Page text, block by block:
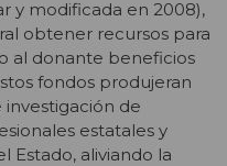
y modificada en 2008),
obtener recursos para
al donante beneficios
fondos produjeran
investigación de
estatales y
Estado, aliviando la